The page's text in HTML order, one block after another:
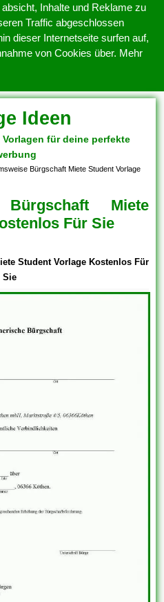
Inhalte und Reklame zu
Traffic abgeschlossen
dieser Internetseite surfen auf,
von Cookies über. Mehr
Ideen
für deine perfekte
Bürgschaft Miete Student Vorlage
Bürgschaft Miete
Für Sie
Student Vorlage Kostenlos Für
Sie